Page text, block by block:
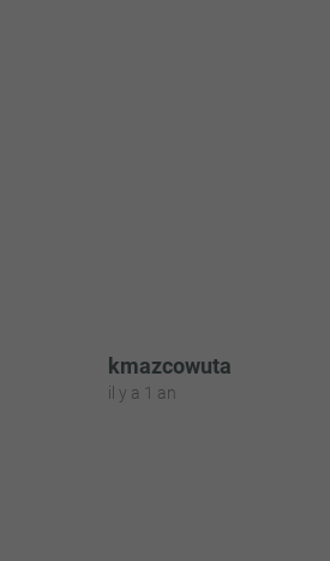
kmazcowuta
il y a 1 an